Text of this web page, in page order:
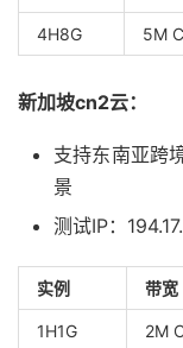
4H8G 5M
新加坡cn2云：
支持东南亚跨
景
测试IP：
实例 带宽
1H1G 2M